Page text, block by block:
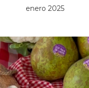
enero 2025